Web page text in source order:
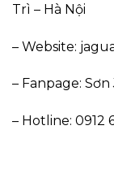
Trì – Hà Nội
– Website:
– Fanpage:
– Hotline: 0912